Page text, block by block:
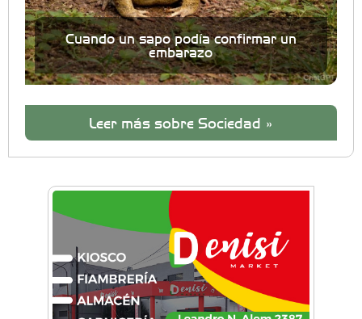
Cuando un sapo podía confirmar un
embarazo
Leer más sobre Sociedad »